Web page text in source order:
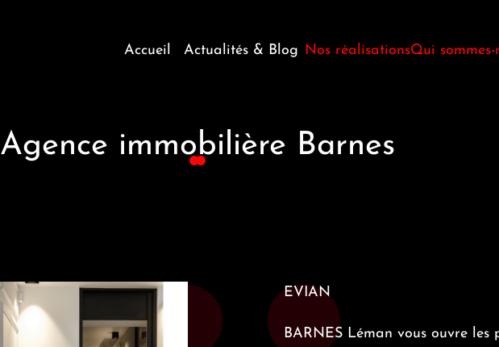
Accueil Actualités & Blog Nos réalisationsQui sommes-
Agence immobilière Barnes
EVIAN
BARNES Léman vous ouvre les